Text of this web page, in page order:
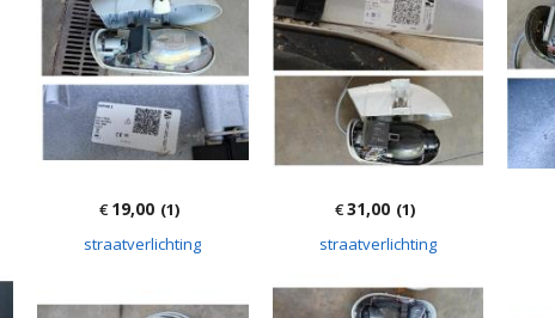
€19,00 (1)
straatverlichting
€31,00 (1)
straatverlichting